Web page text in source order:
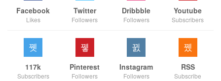
Facebook
Likes
Twitter
Followers
Dribbble
Followers
Youtube
Subscribers
117k
Subscribers
Pinterest
Followers
Instagram
Followers
RSS
Subscribe